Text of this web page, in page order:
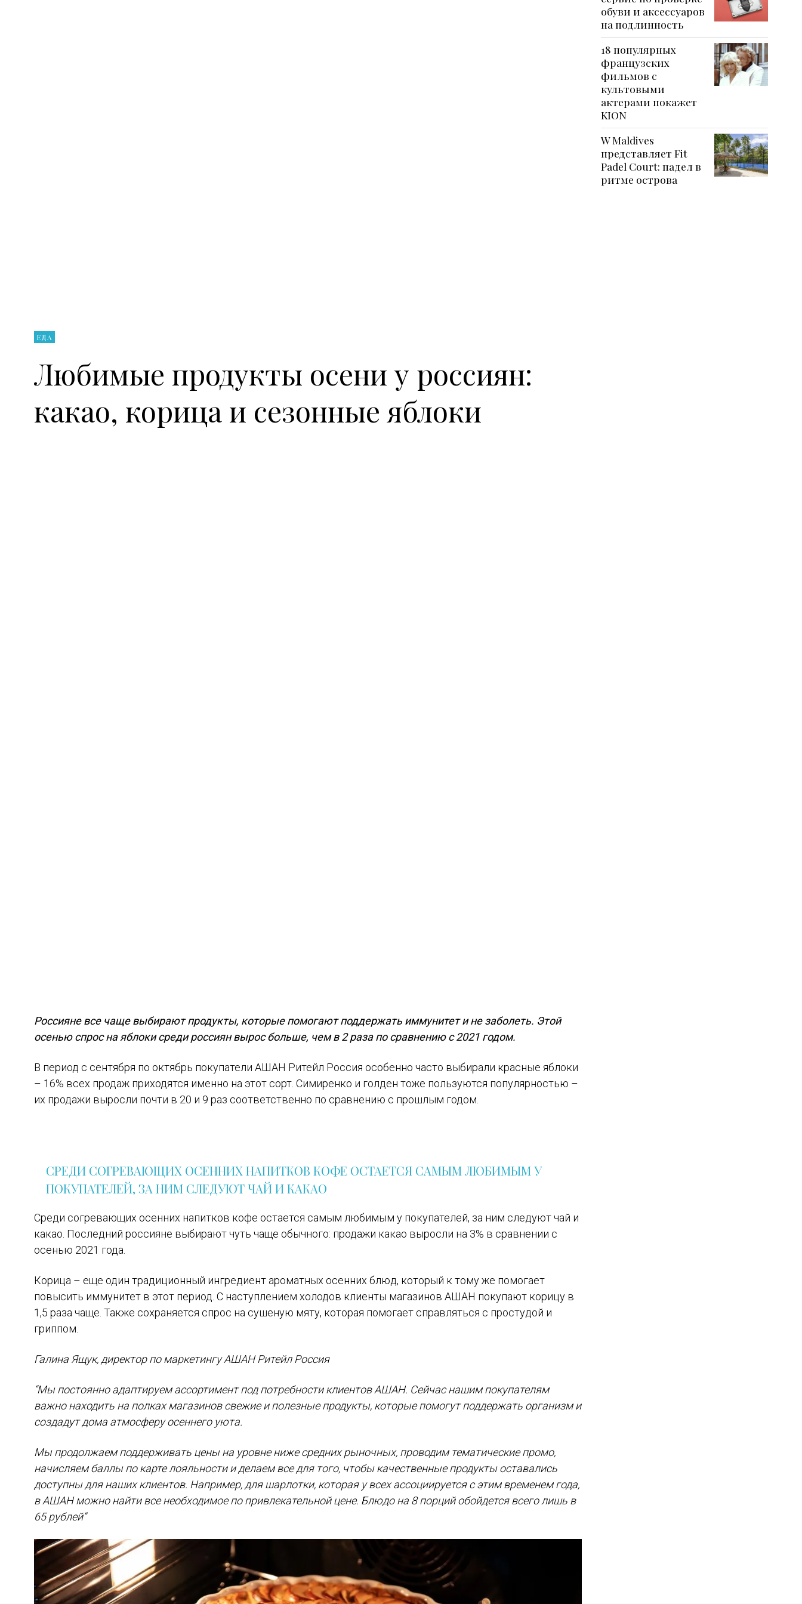
ЕДА
Любимые продукты осени у россиян:
какао, корица и сезонные яблоки
Россияне все чаще выбирают продукты, которые помогают поддержать иммунитет и не заболеть. Этой
осенью спрос на яблоки среди россиян вырос больше, чем в 2 раза по сравнению с 2021 годом.
В период с сентября по октябрь покупатели АШАН Ритейл Россия особенно часто выбирали красные яблоки
– 16% всех продаж приходятся именно на этот сорт. Симиренко и голден тоже пользуются популярностью –
их продажи выросли почти в 20 и 9 раз соответственно по сравнению с прошлым годом.
СРЕДИ СОГРЕВАЮЩИХ ОСЕННИХ НАПИТКОВ КОФЕ ОСТАЕТСЯ САМЫМ ЛЮБИМЫМ У
ПОКУПАТЕЛЕЙ, ЗА НИМ СЛЕДУЮТ ЧАЙ И КАКАО
Среди согревающих осенних напитков кофе остается самым любимым у покупателей, за ним следуют чай и
какао. Последний россияне выбирают чуть чаще обычного: продажи какао выросли на 3% в сравнении с
осенью 2021 года.
Корица – еще один традиционный ингредиент ароматных осенних блюд, который к тому же помогает
повысить иммунитет в этот период. С наступлением холодов клиенты магазинов АШАН покупают корицу в
1,5 раза чаще. Также сохраняется спрос на сушеную мяту, которая помогает справляться с простудой и
гриппом.
Галина Ящук, директор по маркетингу АШАН Ритейл Россия
“Мы постоянно адаптируем ассортимент под потребности клиентов АШАН. Сейчас нашим покупателям
важно находить на полках магазинов свежие и полезные продукты, которые помогут поддержать организм и
создадут дома атмосферу осеннего уюта.
Мы продолжаем поддерживать цены на уровне ниже средних рыночных, проводим тематические промо,
начисляем баллы по карте лояльности и делаем все для того, чтобы качественные продукты оставались
доступны для наших клиентов. Например, для шарлотки, которая у всех ассоциируется с этим временем года,
в АШАН можно найти все необходимое по привлекательной цене. Блюдо на 8 порций обойдется всего лишь в
65 рублей”
обуви и аксессуаров
на подлинность
18 популярных
французских
фильмов с
культовыми
актерами покажет
KION
W Maldives
представляет Fit
Padel Court: падел в
ритме острова